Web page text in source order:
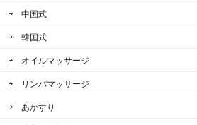
中国式
韓国式
オイルマッサージ
リンパマッサージ
あかすり